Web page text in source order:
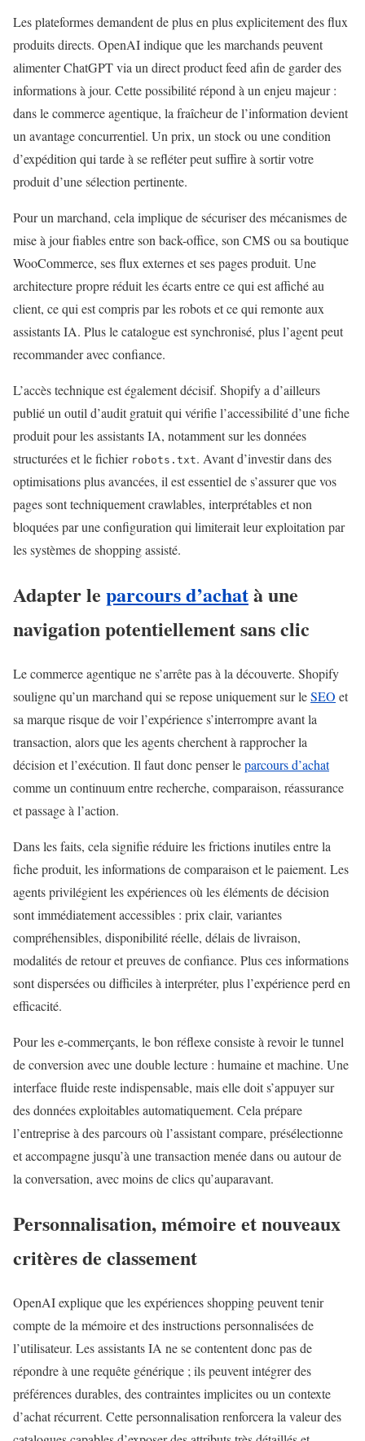
Les plateformes demandent de plus en plus explicitement des flux
produits directs. OpenAI indique que les marchands peuvent
alimenter ChatGPT via un direct product feed afin de garder des
informations à jour. Cette possibilité répond à un enjeu majeur :
dans le commerce agentique, la fraîcheur de l’information devient
un avantage concurrentiel. Un prix, un stock ou une condition
d’expédition qui tarde à se refléter peut suffire à sortir votre
produit d’une sélection pertinente.
Pour un marchand, cela implique de sécuriser des mécanismes de
mise à jour fiables entre son back-office, son CMS ou sa boutique
WooCommerce, ses flux externes et ses pages produit. Une
architecture propre réduit les écarts entre ce qui est affiché au
client, ce qui est compris par les robots et ce qui remonte aux
assistants IA. Plus le catalogue est synchronisé, plus l’agent peut
recommander avec confiance.
L’accès technique est également décisif. Shopify a d’ailleurs
publié un outil d’audit gratuit qui vérifie l’accessibilité d’une fiche
produit pour les assistants IA, notamment sur les données
structurées et le fichier robots.txt. Avant d’investir dans des
optimisations plus avancées, il est essentiel de s’assurer que vos
pages sont techniquement crawlables, interprétables et non
bloquées par une configuration qui limiterait leur exploitation par
les systèmes de shopping assisté.
Adapter le parcours d’achatà une
navigation potentiellement sans clic
Le commerce agentique ne s’arrête pas à la découverte. Shopify
souligne qu’un marchand qui se repose uniquement sur leSEO et
sa marque risque de voir l’expérience s’interrompre avant la
transaction, alors que les agents cherchent à rapprocher la
décision et l’exécution. Il faut donc penser leparcours d’achat
comme un continuum entre recherche, comparaison, réassurance
et passage à l’action.
Dans les faits, cela signifie réduire les frictions inutiles entre la
fiche produit, les informations de comparaison et le paiement. Les
agents privilégient les expériences où les éléments de décision
sont immédiatement accessibles : prix clair, variantes
compréhensibles, disponibilité réelle, délais de livraison,
modalités de retour et preuves de confiance. Plus ces informations
sont dispersées ou difficiles à interpréter, plus l’expérience perd en
efficacité.
Pour les e-commerçants, le bon réflexe consiste à revoir le tunnel
de conversion avec une double lecture : humaine et machine. Une
interface fluide reste indispensable, mais elle doit s’appuyer sur
des données exploitables automatiquement. Cela prépare
l’entreprise à des parcours où l’assistant compare, présélectionne
et accompagne jusqu’à une transaction menée dans ou autour de
la conversation, avec moins de clics qu’auparavant.
Personnalisation, mémoire et nouveaux
critères de classement
OpenAI explique que les expériences shopping peuvent tenir
compte de la mémoire et des instructions personnalisées de
l’utilisateur. Les assistants IA ne se contentent donc pas de
répondre à une requête générique ; ils peuvent intégrer des
préférences durables, des contraintes implicites ou un contexte
d’achat récurrent. Cette personnalisation renforcera la valeur des